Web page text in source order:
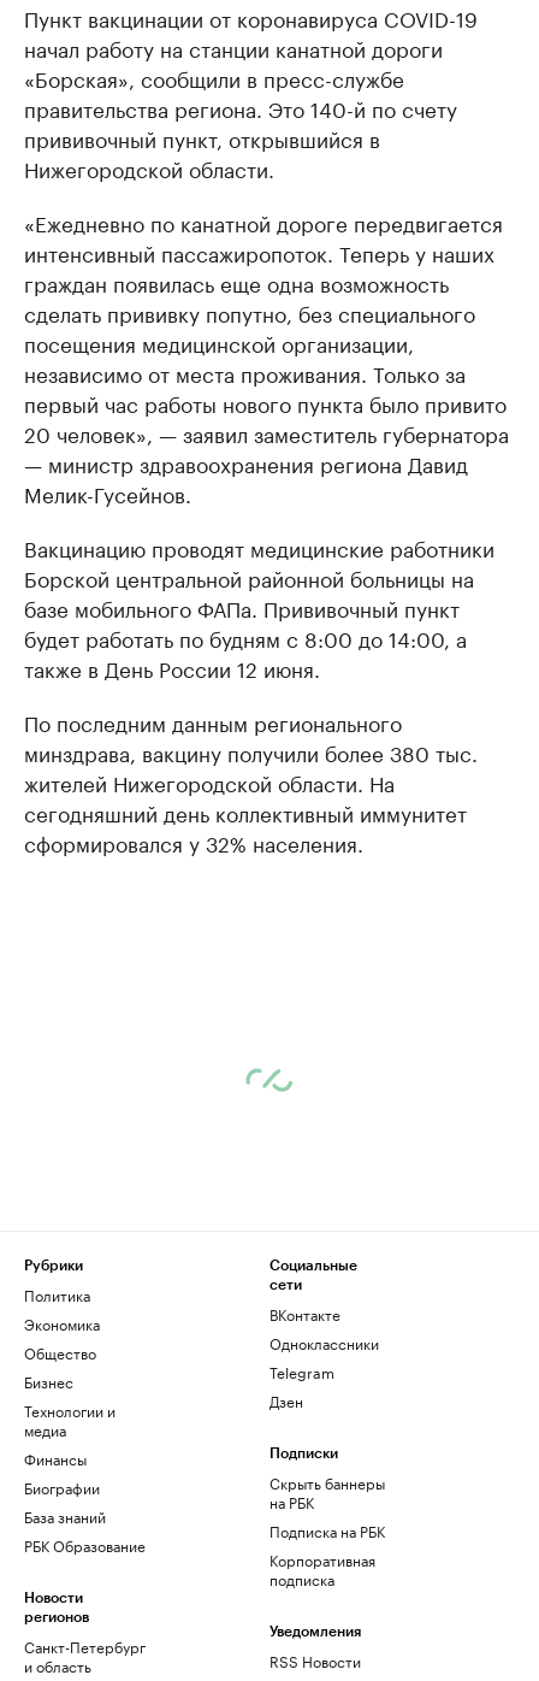
Пункт вакцинации от коронавируса COVID-19
начал работу на станции канатной дороги
«Борская», сообщили в пресс-службе
правительства региона. Это 140-й по счету
прививочный пункт, открывшийся в
Нижегородской области.
«Ежедневно по канатной дороге передвигается
интенсивный пассажиропоток. Теперь у наших
граждан появилась еще одна возможность
сделать прививку попутно, без специального
посещения медицинской организации,
независимо от места проживания. Только за
первый час работы нового пункта было привито
20 человек», — заявил заместитель губернатора
— министр здравоохранения региона Давид
Мелик-Гусейнов.
Вакцинацию проводят медицинские работники
Борской центральной районной больницы на
базе мобильного ФАПа. Прививочный пункт
будет работать по будням с 8:00 до 14:00, а
также в День России 12 июня.
По последним данным регионального
минздрава, вакцину получили более 380 тыс.
жителей Нижегородской области. На
сегодняшний день коллективный иммунитет
сформировался у 32% населения.
Рубрики
Политика
Экономика
Общество
Бизнес
Технологии и
медиа
Финансы
Биографии
База знаний
РБК Образование
Новости
регионов
Санкт-Петербург
и область
Социальные
сети
ВКонтакте
Одноклассники
Telegram
Дзен
Подписки
Скрыть баннеры
на РБК
Подписка на РБК
Корпоративная
подписка
Уведомления
RSS Новости